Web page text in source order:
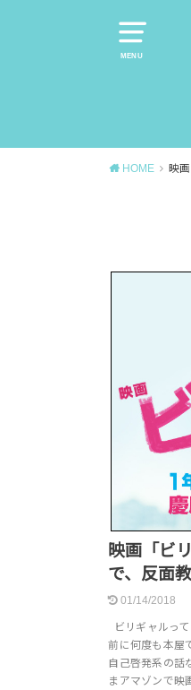
MENU
HOME 映画
映画「ビ
で、反面
01/14/2018
ビリギャルっ
前に何度も本屋
自己啓発系の話
まアマゾンで映